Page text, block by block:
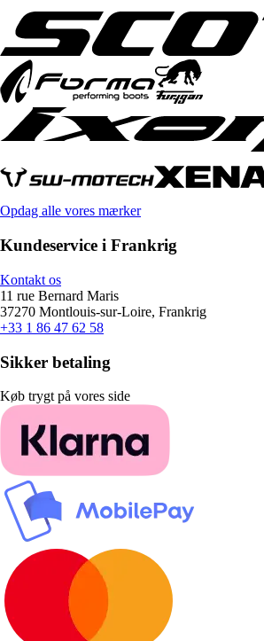
Opdag alle vores mærker
Kundeservice i Frankrig
Kontakt os
11 rue Bernard Maris
37270 Montlouis-sur-Loire, Frankrig
+33 1 86 47 62 58
Sikker betaling
Køb trygt på vores side